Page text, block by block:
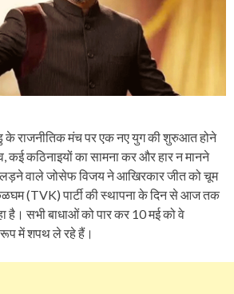
के राजनीतिक मंच पर एक नए युग की शुरुआत होने
कई कठिनाइयों का सामना कर और हार न मानने
लड़ने वाले जोसेफ विजय ने आखिरकार जीत को चूम
(TVK) पार्टी की स्थापना के दिन से आज तक
है। सभी बाधाओं को पार कर 10 मई को वे
में शपथ ले रहे हैं।